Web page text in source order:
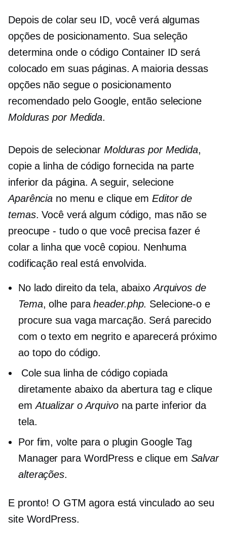
Depois de colar seu ID, você verá algumas
opções de posicionamento. Sua seleção
determina onde o código Container ID será
colocado em suas páginas. A maioria dessas
opções não segue o posicionamento
recomendado pelo Google, então selecione
Molduras por Medida.
Depois de selecionar Molduras por Medida,
copie a linha de código fornecida na parte
inferior da página. A seguir, selecione
Aparência no menu e clique emEditor de
temas. Você verá algum código, mas não se
preocupe - tudo o que você precisa fazer é
colar a linha que você copiou. Nenhuma
codificação real está envolvida.
No lado direito da tela, abaixoArquivos de
Tema, olhe paraheader.php. Selecione-o e
procure sua vaga marcação. Será parecido
com o texto em negrito e aparecerá próximo
ao topo do código.
Cole sua linha de código copiada
diretamente abaixo da abertura tag e clique
emAtualizar o Arquivona parte inferior da
tela.
Por fim, volte para o plugin Google Tag
Manager para WordPress e clique em Salvar
alterações.
E pronto! O GTM agora está vinculado ao seu
site WordPress.